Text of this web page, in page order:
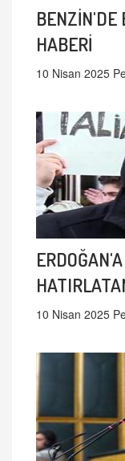
BENZİN'DE
HABERİ
10 Nisan 2025
10 Nisan 2025